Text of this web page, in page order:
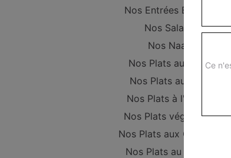
Nos Entrées Beignets
Nos Salades
Nos Naans
Nos Plats au Poulet
Nos Plats au Boeuf
Nos Plats à l'Agneau
Nos Plats végétariens
Nos Plats aux Crevettes
Nos Plats au Poisson
Ce